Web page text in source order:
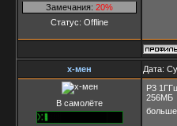
Замечания: 20%
Статус: Offline
x-мен Дата:
В самолёте
P3 1ГГц
256МБ